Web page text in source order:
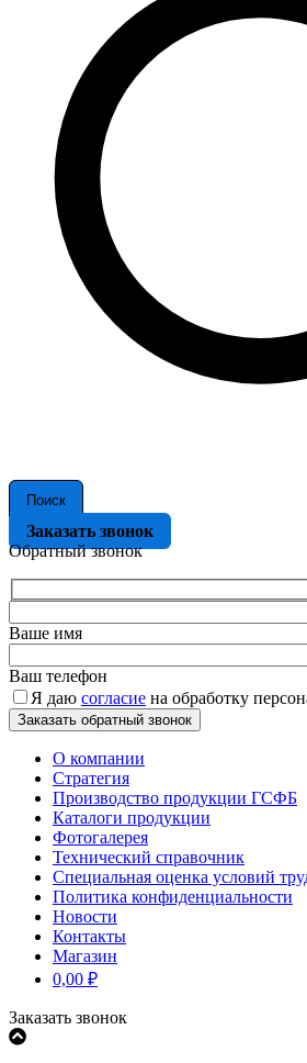
Поиск
Заказать звонок
Обратный звонок
Ваше имя
Ваш телефон
Я даю согласие на обработку
О компании
Стратегия
Производство продукции ГСФБ
Каталоги продукции
Фотогалерея
Технический справочник
Специальная оценка условий
Политика конфиденциальности
Новости
Контакты
Магазин
0,00 ₽
Заказать звонок